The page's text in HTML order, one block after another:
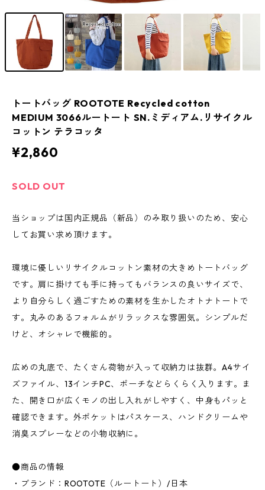
トートバッグ ROOTOTE Recycled cotton
MEDIUM 3066ルートート SN.ミディアム.リサイクル
コットン テラコッタ
¥2,860
SOLD OUT
当ショップは国内正規品（新品）のみ取り扱いのため、安心
してお買い求め頂けます。
環境に優しいリサイクルコットン素材の大きめトートバッグ
です。肩に掛けても手に持ってもバランスの良いサイズで、
より自分らしく過ごすための素材を生かしたオトナトートで
す。丸みのあるフォルムがリラックスな雰囲気。シンプルだ
けど、オシャレで機能的。
広めの丸底で、たくさん荷物が入って収納力は抜群。A4サイ
ズファイル、13インチPC、ポーチなどらくらく入ります。ま
た、開き口が広くモノの出し入れがしやすく、中身もパッと
確認できます。外ポケットはパスケース、ハンドクリームや
消臭スプレーなどの小物収納に。
●商品の情報
・ブランド：ROOTOTE（ルートート）/日本